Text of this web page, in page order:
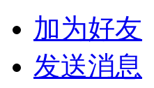
加为好友
发送消息